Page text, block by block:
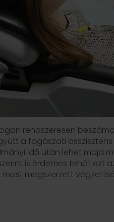
rendszeresen
a fogászati
idő után lehet majd
is érdemes tehát ezt
most megszerzett